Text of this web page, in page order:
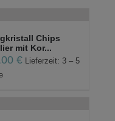
Chips
mit Kor...
€
Lieferzeit: 3 – 5